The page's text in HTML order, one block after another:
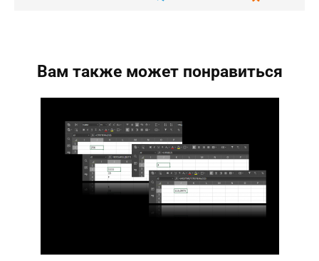
Вам также может понравиться